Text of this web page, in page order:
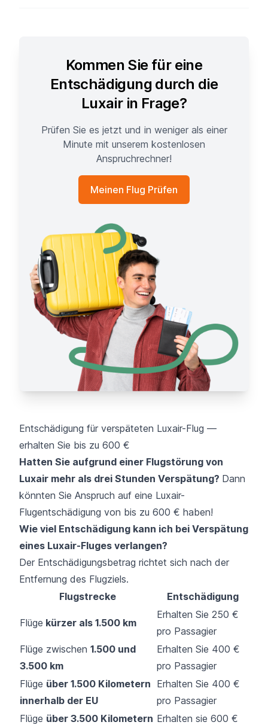
Kommen Sie für eine
Entschädigung durch die
Luxair in Frage?
Prüfen Sie es jetzt und in weniger als einer
Minute mit unserem kostenlosen
Anspruchrechner!
Meinen Flug Prüfen
Entschädigung für verspäteten Luxair-Flug —
erhalten Sie bis zu 600 €
Hatten Sie aufgrund einer Flugstörung von
Luxair mehr als drei Stunden Verspätung? Dann
könnten Sie Anspruch auf eine Luxair-
Flugentschädigung von bis zu 600 € haben!
Wie viel Entschädigung kann ich bei Verspätung
eines Luxair-Fluges verlangen?
Der Entschädigungsbetrag richtet sich nach der
Entfernung des Flugziels.
Flugstrecke
Entschädigung
Flüge kürzer als 1.500 km
Erhalten Sie 250 €
pro Passagier
Flüge zwischen 1.500 und
3.500 km
Erhalten Sie 400 €
pro Passagier
Flüge über 1.500 Kilometern
innerhalb der EU
Erhalten Sie 400 €
pro Passagier
Flüge über 3.500 Kilometern Erhalten sie 600 €